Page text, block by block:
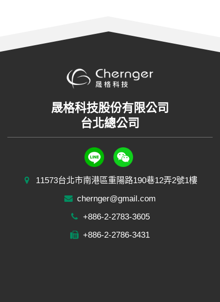
晟格科技股份有限公司
台北總公司
11573台北市南港區重陽路190巷12弄2號1樓
chernger@gmail.com
+886-2-2783-3605
+886-2-2786-3431